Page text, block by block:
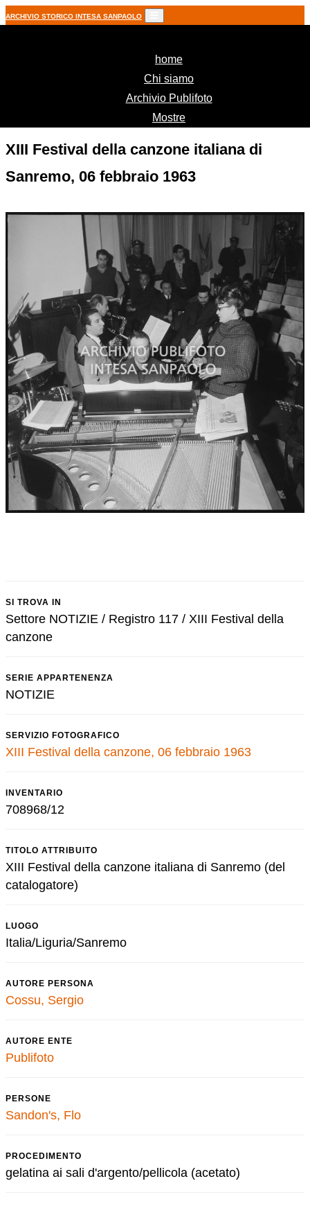
ARCHIVIO STORICO INTESA SANPAOLO
home(current)
Chi siamo
Archivio Publifoto
Mostre
XIII Festival della canzone italiana di
Sanremo, 06 febbraio 1963
SI TROVA IN
Settore NOTIZIE / Registro 117 / XIII Festival della
canzone
SERIE APPARTENENZA
NOTIZIE
SERVIZIO FOTOGRAFICO
XIII Festival della canzone, 06 febbraio 1963
INVENTARIO
708968/12
TITOLO ATTRIBUITO
XIII Festival della canzone italiana di Sanremo (del
catalogatore)
LUOGO
Italia/Liguria/Sanremo
AUTORE PERSONA
Cossu, Sergio
AUTORE ENTE
Publifoto
PERSONE
Sandon's, Flo
PROCEDIMENTO
gelatina ai sali d'argento/pellicola (acetato)